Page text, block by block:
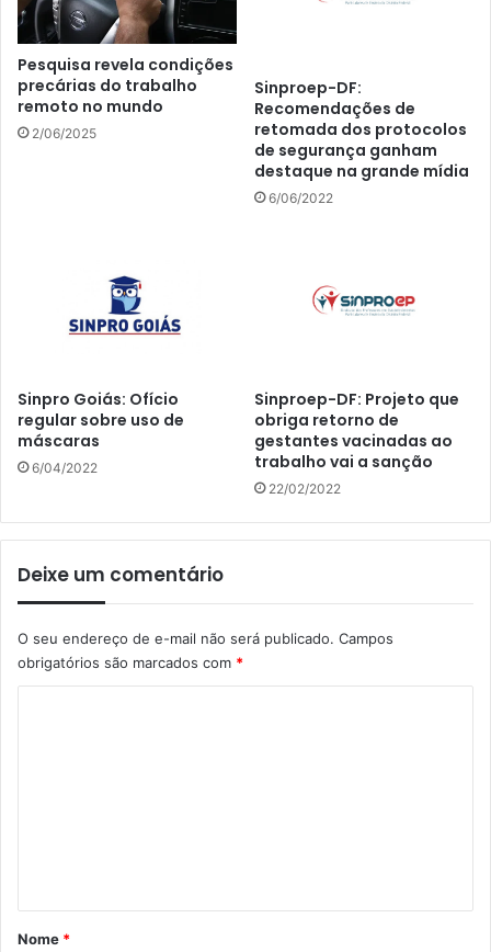
Pesquisa revela condições
precárias do trabalho
remoto no mundo
2/06/2025
Sinproep-DF:
Recomendações de
retomada dos protocolos
de segurança ganham
destaque na grande mídia
6/06/2022
Sinpro Goiás: Ofício
regular sobre uso de
máscaras
6/04/2022
Sinproep-DF: Projeto que
obriga retorno de
gestantes vacinadas ao
trabalho vai a sanção
22/02/2022
Deixe um comentário
O seu endereço de e-mail não será publicado. Campos
obrigatórios são marcados com *
r
Nome *